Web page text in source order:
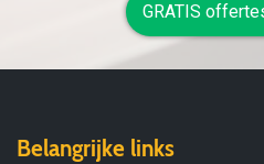
GRATIS
Belangrijke links